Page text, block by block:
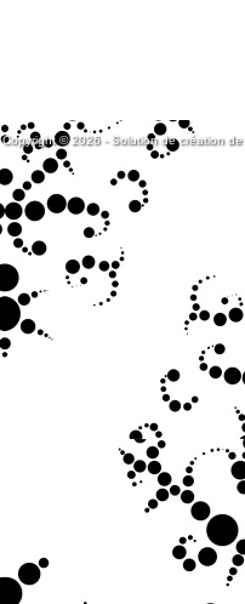
Copyright © 2026 - Solution de création